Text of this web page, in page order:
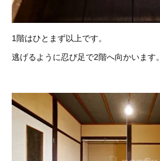
1階はひとまず以上です。
逃げるように忍び足で2階へ向かいます。